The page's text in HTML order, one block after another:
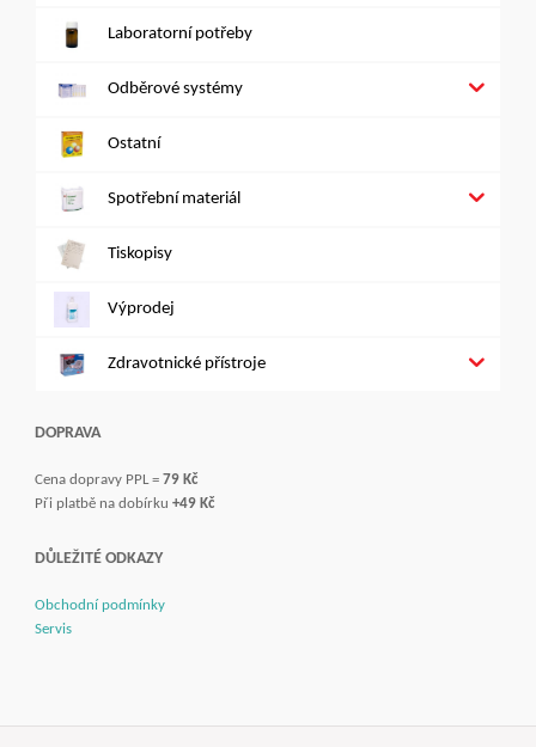
Laboratorní potřeby
Odběrové systémy
Ostatní
Spotřební materiál
Tiskopisy
Výprodej
Zdravotnické přístroje
DOPRAVA
Cena dopravy PPL =79 Kč
Při platbě na dobírku +49 Kč
DŮLEŽITÉ ODKAZY
Obchodní podmínky
Servis